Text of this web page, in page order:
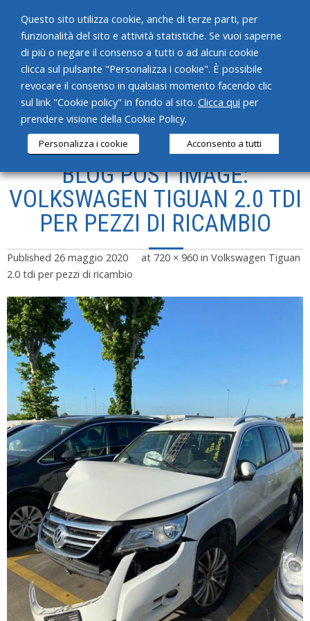
HOME
CHI SIAMO
SERVIZI
PRODOTTI
NEWS
CONTATTI
BLOG POST IMAGE:
VOLKSWAGEN TIGUAN 2.0 TDI
PER PEZZI DI RICAMBIO
Published 26 maggio 2020 at 720 × 960 in Volkswagen Tiguan
2.0 tdi per pezzi di ricambio
Questo sito utilizza cookie, anche di terze parti, per
funzionalità del sito e attività statistiche. Se vuoi saperne
di più o negare il consenso a tutti o ad alcuni cookie
clicca sul pulsante "Personalizza i cookie". È possibile
revocare il consenso in qualsiasi momento facendo clic
sul link "Cookie policy" in fondo al sito. Clicca qui per
prendere visione della Cookie Policy.
Personalizza i cookie Acconsento a tutti